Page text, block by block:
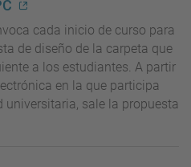
cada inicio de curso para
de diseño de la carpeta que
a los estudiantes. A partir
en la que participa
sale la propuesta